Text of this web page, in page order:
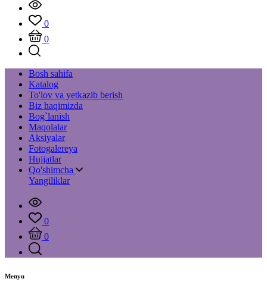
0
0
Bosh sahifa
Katalog
To'lov va yetkazib berish
Biz haqimizda
Bog`lanish
Maqolalar
Aksiyalar
Fotogalereya
Hujjatlar
Qo'shimcha
Yangiliklar
0
0
Menyu